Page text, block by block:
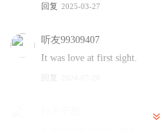
回复 2025-03-27
听友99309407
It was love at first sight.
回复